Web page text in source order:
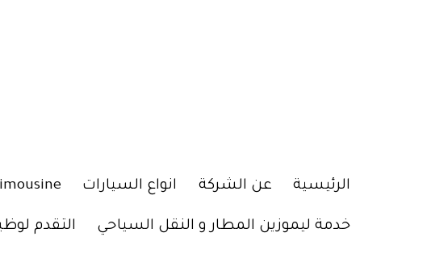
الرئيسية عن الشركة انواع السيارات
خدمة ليموزين المطار و النقل السياحي التقدم